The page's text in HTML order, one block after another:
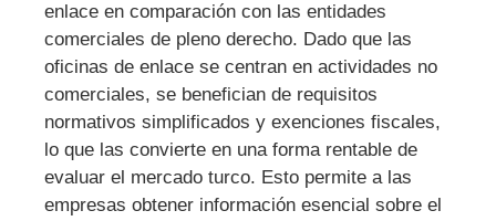
enlace en comparación con las entidades
comerciales de pleno derecho. Dado que las
oficinas de enlace se centran en actividades no
comerciales, se benefician de requisitos
normativos simplificados y exenciones fiscales,
lo que las convierte en una forma rentable de
evaluar el mercado turco. Esto permite a las
empresas obtener información esencial sobre el